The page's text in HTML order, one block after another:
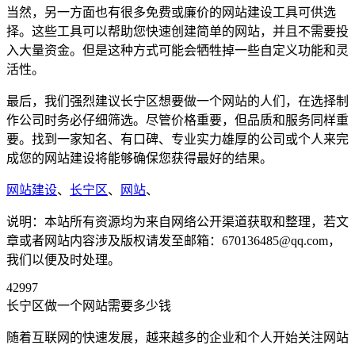
当然，另一方面也有很多免费或廉价的网站建设工具可供选
择。这些工具可以帮助您快速创建简单的网站，并且不需要投
入大量资金。但是这种方式可能会牺牲掉一些自定义功能和灵
活性。
最后，我们强烈建议长宁区想要做一个网站的人们，在选择制
作公司时务必仔细筛选。尽管价格重要，但品质和服务同样重
要。找到一家知名、有口碑、专业实力雄厚的公司或个人来完
成您的网站建设将能够确保您获得最好的结果。
网站建设、 长宁区、 网站、
说明：本站所有资源均为来自网络公开渠道获取和整理，若文
章或者网站内容涉及版权请发至邮箱：670136485@qq.com，
我们以便及时处理。
42997
长宁区做一个网站需要多少钱
随着互联网的快速发展，越来越多的企业和个人开始关注网站